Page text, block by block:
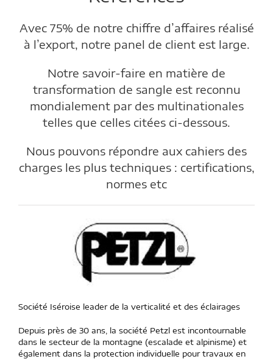
Avec 75% de notre chiffre d’affaires réalisé
à l’export, notre panel de client est large.
Notre savoir-faire en matière de
transformation de sangle est reconnu
mondialement par des multinationales
telles que celles citées ci-dessous.
Nous pouvons répondre aux cahiers des
charges les plus techniques : certifications,
normes etc
Société Iséroise leader de la verticalité et des éclairages
Depuis près de 30 ans, la société Petzl est incontournable
dans le secteur de la montagne (escalade et alpinisme) et
également dans la protection individuelle pour travaux en